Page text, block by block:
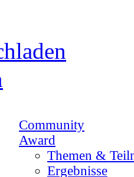
Community
Award
Themen &
Ergebnisse